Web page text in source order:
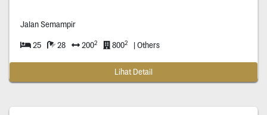
Jalan Semampir
25 28 2002 8002 | Others
Lihat Detail